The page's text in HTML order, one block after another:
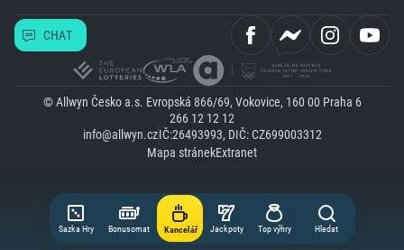
Sazka Hry Bonusomat Jackpoty Top výhry Hledat
CHAT
© Allwyn Česko a.s. Evropská 866/69, Vokovice, 160 00 Praha 6
266 12 12 12
info@allwyn.czIČ:26493993, DIČ: CZ699003312
Mapa stránekExtranet